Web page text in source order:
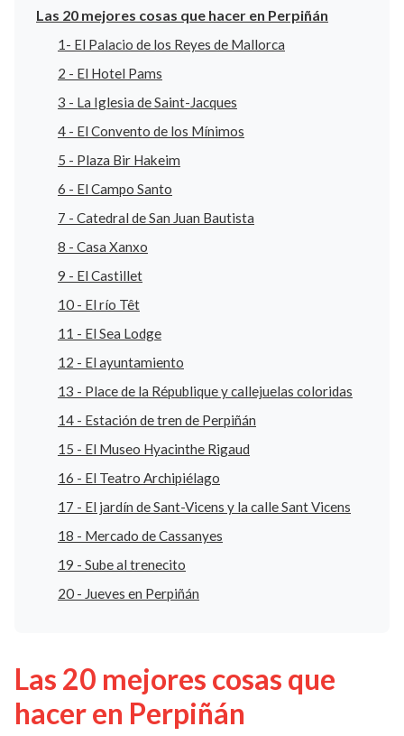
Las 20 mejores cosas que hacer en Perpiñán
1- El Palacio de los Reyes de Mallorca
2 - El Hotel Pams
3 - La Iglesia de Saint-Jacques
4 - El Convento de los Mínimos
5 - Plaza Bir Hakeim
6 - El Campo Santo
7 - Catedral de San Juan Bautista
8 - Casa Xanxo
9 - El Castillet
10 - El río Têt
11 - El Sea Lodge
12 - El ayuntamiento
13 - Place de la République y callejuelas coloridas
14 - Estación de tren de Perpiñán
15 - El Museo Hyacinthe Rigaud
16 - El Teatro Archipiélago
17 - El jardín de Sant-Vicens y la calle Sant Vicens
18 - Mercado de Cassanyes
19 - Sube al trenecito
20 - Jueves en Perpiñán
Las 20 mejores cosas que
hacer en Perpiñán